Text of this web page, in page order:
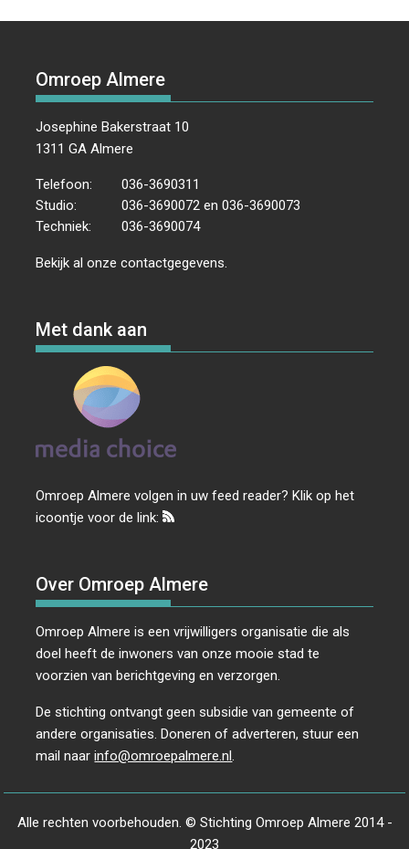
Omroep Almere
Josephine Bakerstraat 10
1311 GA Almere
Telefoon:
036-3690311
Studio:
036-3690072 en 036-3690073
Techniek:
036-3690074
Bekijk al onzecontactgegevens
Met dank aan
Omroep Almere volgen in uw feed reader? Klik op het
icoontje voor de link:
Over Omroep Almere
Omroep Almere is een vrijwilligers organisatie die als
doel heeft de inwoners van onze mooie stad te
voorzien van berichtgeving en verzorgen.
De stichting ontvangt geen subsidie van gemeente of
andere organisaties. Doneren of adverteren, stuur een
mail naarinfo@omroepalmere.nl.
Alle rechten voorbehouden. © Stichting Omroep Almere 2014 -
2023